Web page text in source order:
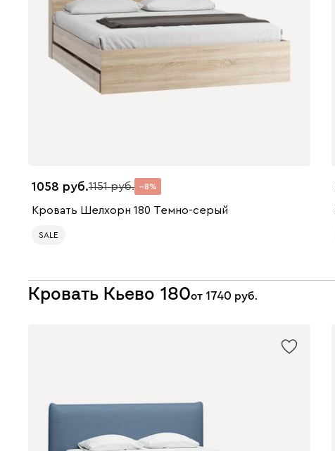
1058 1151 8
Кровать Шелхорн 180 Темно-серый
SALE
Кровать Кьево 180от 1740